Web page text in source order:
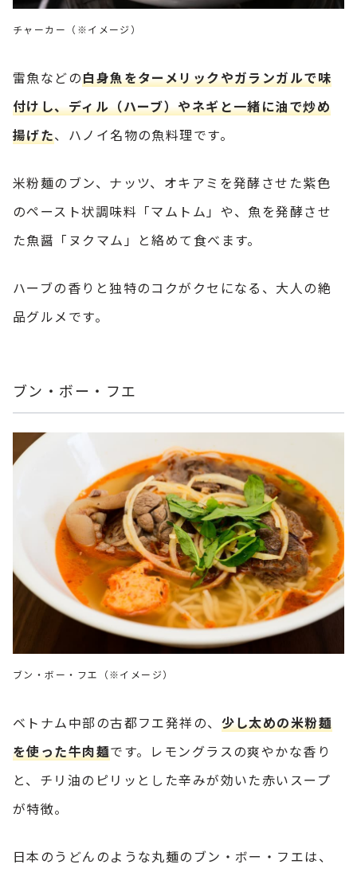
チャーカー（※イメージ）
雷魚などの白身魚をターメリックやガランガルで味
付けし、ディル（ハーブ）やネギと一緒に油で炒め
揚げた、ハノイ名物の魚料理です。
米粉麺のブン、ナッツ、オキアミを発酵させた紫色
のペースト状調味料「マムトム」や、魚を発酵させ
た魚醤「ヌクマム」と絡めて食べます。
ハーブの香りと独特のコクがクセになる、大人の絶
品グルメです。
ブン・ボー・フエ
ブン・ボー・フエ（※イメージ）
ベトナム中部の古都フエ発祥の、 少し太めの米粉麺
を使った牛肉麺です。レモングラスの爽やかな香り
と、チリ油のピリッとした辛みが効いた赤いスープ
が特徴。
日本のうどんのような丸麺のブン・ボー・フエは、